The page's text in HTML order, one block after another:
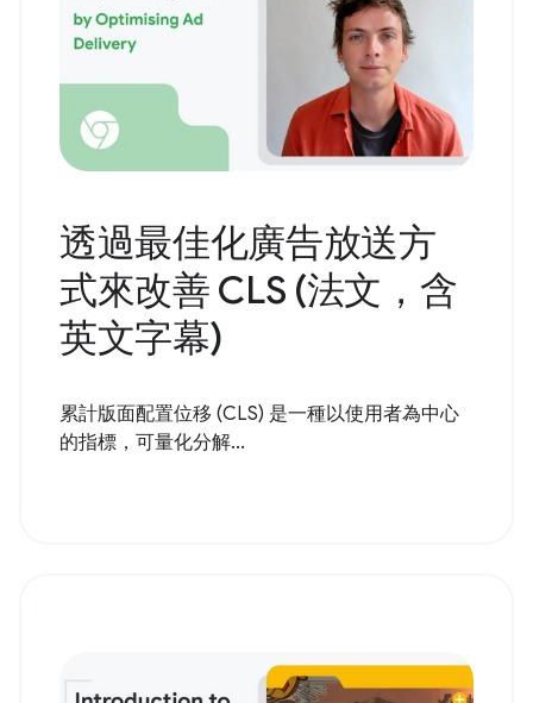
透過最佳化廣告放送方
式來改善 CLS (法文，含
英文字幕)
累計版面配置位移 (CLS) 是一種以使用者為中心
的指標，可量化分解...